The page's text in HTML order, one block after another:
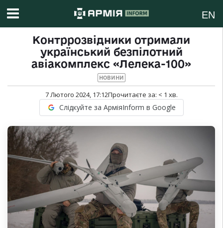
EN
Контррозвідники отримали
український безпілотний
авіакомплекс «Лелека-100»
НОВИНИ
7 Лютого 2024, 17:12Прочитаєте за: < 1 хв.
Слідкуйте за АрміяInform в Google